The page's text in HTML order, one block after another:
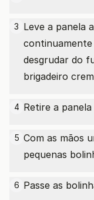
3 Leve a panela
desgrudar do
brigadeiro
4 Retire a
5 Com as mãos
pequenas
6 Passe as